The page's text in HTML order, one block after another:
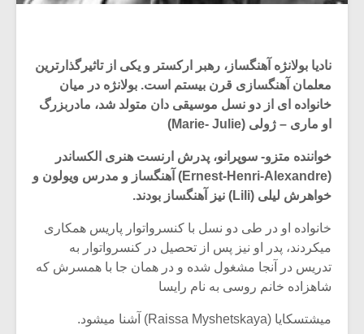
نادیا بولانژه آهنگساز، رهبر ارکستر و یکی از تاثیرگذارترین
معلمان آهنگسازی قرن بیستم است. بولانژه در میان
خانواده ای از دو نسل موسیقی دان متولد شد، مادربزرگ
او ماری – ژولی (Marie- Julie)
خواننده متزو- سوپرانو، پدرش ارنست هنری الکساندر
(Ernest-Henri-Alexandre) آهنگساز و مدرس ویولون و
خواهرش لیلی (Lili) نیز آهنگساز بودند.
خانواده او در طی دو نسل با کنسرواتوار پاریس همکاری
میکردند، پدر او نیز پس از تحصیل در کنسرواتوار به
تدریس در آنجا مشغول شده و در همان جا با همسرش که
شاهزاده خانم روسی به نام رایسا
میشتسکایا (Raissa Myshetskaya) آشنا میشود.